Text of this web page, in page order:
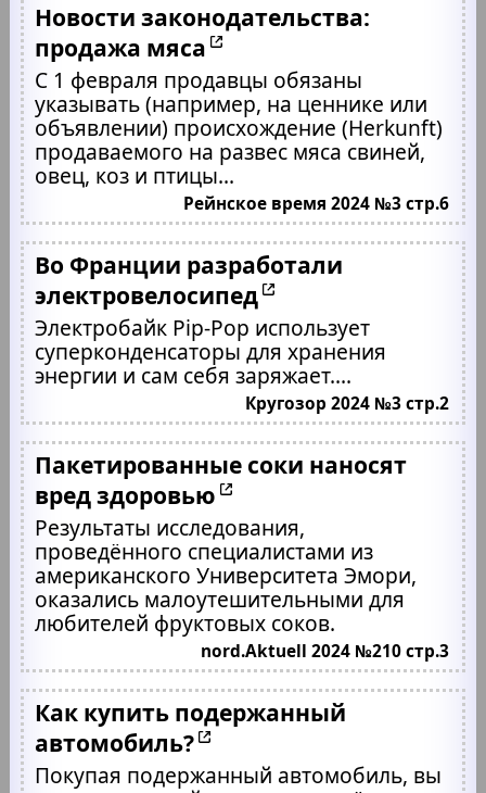
Новости законодательства:
продажа мяса
С 1 февраля продавцы обязаны
указывать (например, на ценнике или
объявлении) происхождение (Herkunft)
продаваемого на развес мяса свиней,
овец, коз и птицы...
Рейнское время 2024 №3 стр.6
Во Франции разработали
электровелосипед
Электробайк Рір-Рор использует
суперконденсаторы для хранения
энергии и сам себя заряжает....
Кругозор 2024 №3 стр.2
Пакетированные соки наносят
вред здоровью
Результаты исследования,
проведённого специалистами из
американского Университета Эмори,
оказались малоутешительными для
любителей фруктовых соков.
nord.Aktuell 2024 №210 стр.3
Как купить подержанный
автомобиль?
Покупая подержанный автомобиль, вы